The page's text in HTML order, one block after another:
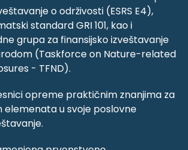
o održivosti (ESRS E4),
standard GRI 101, kao i
grupa za finansijsko izveštavanje
(Taskforce on Nature-related
- TFND).
opreme praktičnim znanjima za
elemenata u svoje poslovne